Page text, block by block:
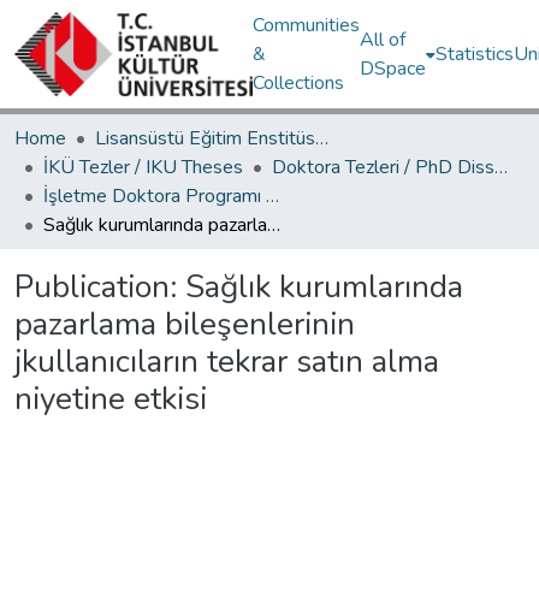
Communities
&
Collections
All of
DSpace
Statistics
Home
Lisansüstü Eğitim Enstitüsü / Postgraduate Education Institute
İKÜ Tezler / IKU Theses
Doktora Tezleri / PhD Dissertations
İşletme Doktora Programı / Business Administration PhD Program
Sağlık kurumlarında pazarlama bileşenlerinin jkullanıcıların tekrar satın alma niyetine etkisi
Publication: Sağlık kurumlarında
pazarlama bileşenlerinin
jkullanıcıların tekrar satın alma
niyetine etkisi